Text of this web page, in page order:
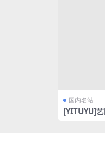
国内名站
[YITUYU]